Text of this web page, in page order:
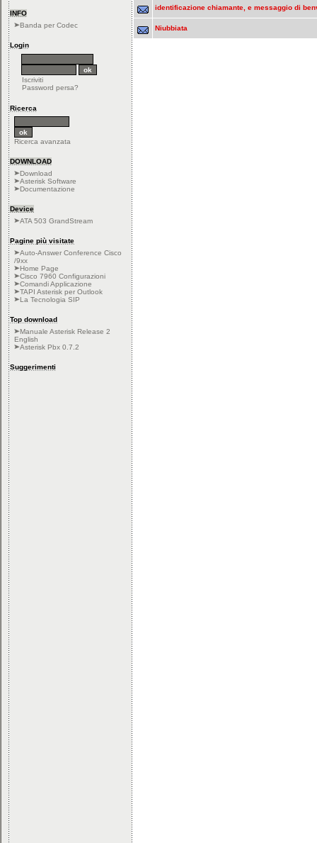
INFO
Banda per Codec
Login
Iscriviti
Password persa?
Ricerca
Ricerca avanzata
DOWNLOAD
Download
Asterisk Software
Documentazione
Device
ATA 503 GrandStream
Pagine più visitate
Auto-Answer Conference Cisco
/9xx
Home Page
Cisco 7960 Configurazioni
Comandi Applicazione
TAPI Asterisk per Outlook
La Tecnologia SIP
Top download
Manuale Asterisk Release 2
English
Asterisk Pbx 0.7.2
Suggerimenti
identificazione chiamante, e messaggio di
Niubbiata